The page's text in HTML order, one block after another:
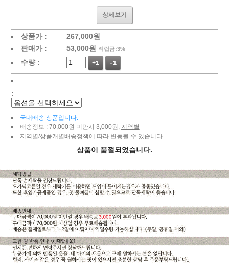
상세보기
상품가 :
267,000원
판매가 :
53,000원 적립금:3%
수량 : +1 -1
:
국내배송 상품입니다.
배송정보 : 70,000원 미만시 3,000원, 지역별
지역별/상품개별배송정책에 따라 변동될 수 있습니다
상품이 품절되었습니다.